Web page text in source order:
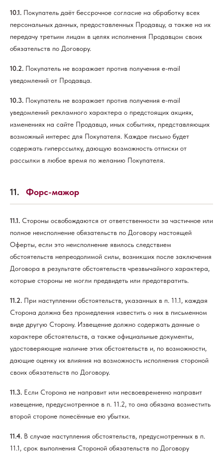
10.1. Покупатель даёт бессрочное согласие на обработку всех
персональных данных, предоставленных Продавцу, а также на их
передачу третьим лицам в целях исполнения Продавцом своих
обязательств по Договору.
10.2. Покупатель не возражает против получения e-mail
уведомлений от Продавца.
10.3. Покупатель не возражает против получения e-mail
уведомлений рекламного характера о предстоящих акциях,
изменениях на сайте Продавца, иных событиях, представляющих
возможный интерес для Покупателя. Каждое письмо будет
содержать гиперссылку, дающую возможность отписки от
рассылки в любое время по желанию Покупателя.
11. Форс-мажор
11.1. Стороны освобождаются от ответственности за частичное или
полное неисполнение обязательств по Договору настоящей
Оферты, если это неисполнение явилось следствием
обстоятельств непреодолимой силы, возникших после заключения
Договора в результате обстоятельств чрезвычайного характера,
которые стороны не могли предвидеть или предотвратить.
11.2. При наступлении обстоятельств, указанных в п. 11.1, каждая
Сторона должна без промедления известить о них в письменном
виде другую Сторону. Извещение должно содержать данные о
характере обстоятельств, а также официальные документы,
удостоверяющие наличие этих обстоятельств и, по возможности,
дающие оценку их влияния на возможность исполнения стороной
своих обязательств по Договору.
11.3. Если Сторона не направит или несвоевременно направит
извещение, предусмотренное в п. 11.2, то она обязана возместить
второй стороне понесённые ею убытки.
11.4. В случае наступления обстоятельств, предусмотренных в п.
11.1, срок выполнения Стороной обязательств по Договору